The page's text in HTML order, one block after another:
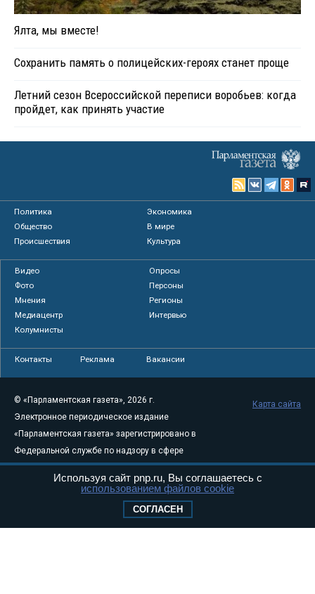
Ялта, мы вместе!
Сохранить память о полицейских-героях станет проще
Летний сезон Всероссийской переписи воробьев: когда
пройдет, как принять участие
Политика
Экономика
Общество
В мире
Происшествия
Культура
Видео
Опросы
Фото
Персоны
Мнения
Регионы
Медиацентр
Интервью
Колумнисты
Контакты Реклама Вакансии
© «Парламентская газета», 2026 г.
Электронное периодическое издание
«Парламентская газета» зарегистрировано в
Федеральной службе по надзору в сфере
связи, информационных технологий и
массовых коммуникаций (Роскомнадзор) 05
Свидетельство о регистрации Эл № ФС77-
Карта сайта
Используя сайт pnp.ru, Вы соглашаетесь с
использованием файлов cookie
СОГЛАСЕН